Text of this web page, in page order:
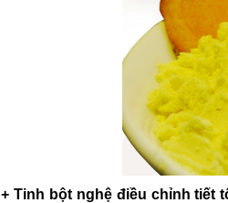
+ Tinh bột nghệ điều chỉnh tiết